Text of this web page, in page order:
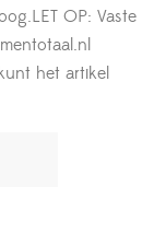
OP: Vaste
het artikel